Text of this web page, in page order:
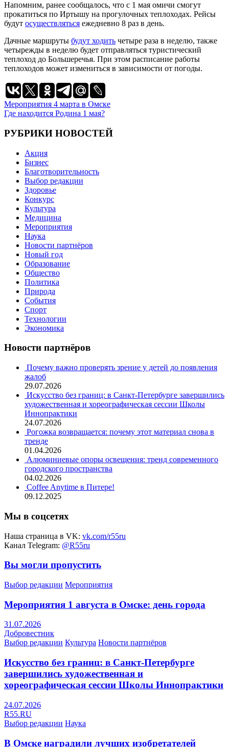
Напомним, ранее сообщалось, что с 1 мая омичи смогут
прокатиться по Иртышу на прогулочных теплоходах. Рейсы
будут осуществляться ежедневно 8 раз в день.
Дачные маршруты будут ходить четыре раза в неделю, также
четырежды в неделю будет отправляться туристический
теплоход до Большеречья. При этом расписание работы
теплоходов может измениться в зависимости от погоды.
Навигация
по
записям
Мероприятия 4 марта в Омске
Где находится Родина 1 мая?
РУБРИКИ НОВОСТЕЙ
Акция
Бизнес
Благотворительность
Выбор редакции
Здоровье
Конкурс
Культура
Медицина
Мероприятия
Наука
Новости партнёров
Новый год
Образование
Общество
Политика
Природа
События
Спорт
Технологии
Экономика
Новости партнёров
Почему важно проверять зрение у детей до появления
жалоб
29.07.2026
Искусство без границ: в Санкт-Петербурге завершились
художественная и хореографическая сессии Школы
Иннопрактики
24.07.2026
Рогожка возвращается: почему этот материал снова в
тренде
01.04.2026
Алюминиевые опоры освещения: тренд современного
городского пространства
04.02.2026
Coffee Anytime в Питере!
09.12.2025
Мы в соцсетях
Наша страница в VK: vk.com/r55ru
Канал Telegram: @R55ru
Вы могли пропустить
Выбор редакции Мероприятия
Мероприятия 1 августа в Омске: день города
31.07.2026
Добровестник
Выбор редакции Культура Новости партнёров
Искусство без границ: в Санкт-Петербурге
завершились художественная и
хореографическая сессии Школы Иннопрактики
24.07.2026
R55.RU
Выбор редакции Наука
В Омске наградили лучших изобретателей